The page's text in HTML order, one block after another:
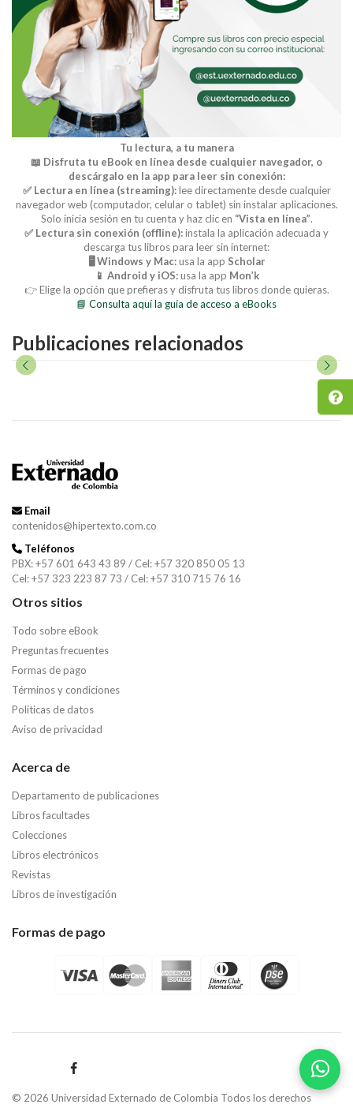
Tu lectura, a tu manera
📖 Disfruta tu eBook en línea desde cualquier navegador, o
descárgalo en la app para leer sin conexión:
✅ Lectura en línea (streaming):lee directamente desde cualquier
navegador web (computador, celular o tablet) sin instalar aplicaciones.
Solo inicia sesión en tu cuenta y haz clic en “Vista en línea”.
✅ Lectura sin conexión (offline):instala la aplicación adecuada y
descarga tus libros para leer sin internet:
🖥️ Windows y Mac:usa la app Scholar
📱 Android y iOS:usa la app Mon’k
👉 Elige la opción que prefieras y disfruta tus libros donde quieras.
📘 Consulta aquí la guía de acceso a eBooks
Publicaciones relacionados
Email
contenidos@hipertexto.com.co
Teléfonos
PBX: +57 601 643 43 89 / Cel: +57 320 850 05 13
Cel: +57 323 223 87 73 / Cel: +57 310 715 76 16
Otros sitios
Todo sobre eBook
Preguntas frecuentes
Formas de pago
Términos y condiciones
Políticas de datos
Aviso de privacidad
Acerca de
Departamento de publicaciones
Libros facultades
Colecciones
Libros electrónicos
Revistas
Libros de investigación
Formas de pago
© 2026 Universidad Externado de Colombia Todos los derechos